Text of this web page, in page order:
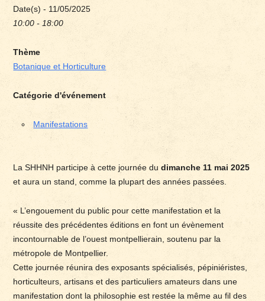
Date(s) - 11/05/2025
10:00 - 18:00
Thème
Botanique et Horticulture
Catégorie d'événement
Manifestations
La SHHNH participe à cette journée dudimanche 11 mai 2025
et aura un stand, comme la plupart des années passées.
« L’engouement du public pour cette manifestation et la
réussite des précédentes éditions en font un évènement
incontournable de l’ouest montpellierain, soutenu par la
métropole de Montpellier.
Cette journée réunira des exposants spécialisés, pépiniéristes,
horticulteurs, artisans et des particuliers amateurs dans une
manifestation dont la philosophie est restée la même au fil des